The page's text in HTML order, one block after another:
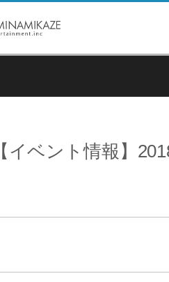
【イベント情報】